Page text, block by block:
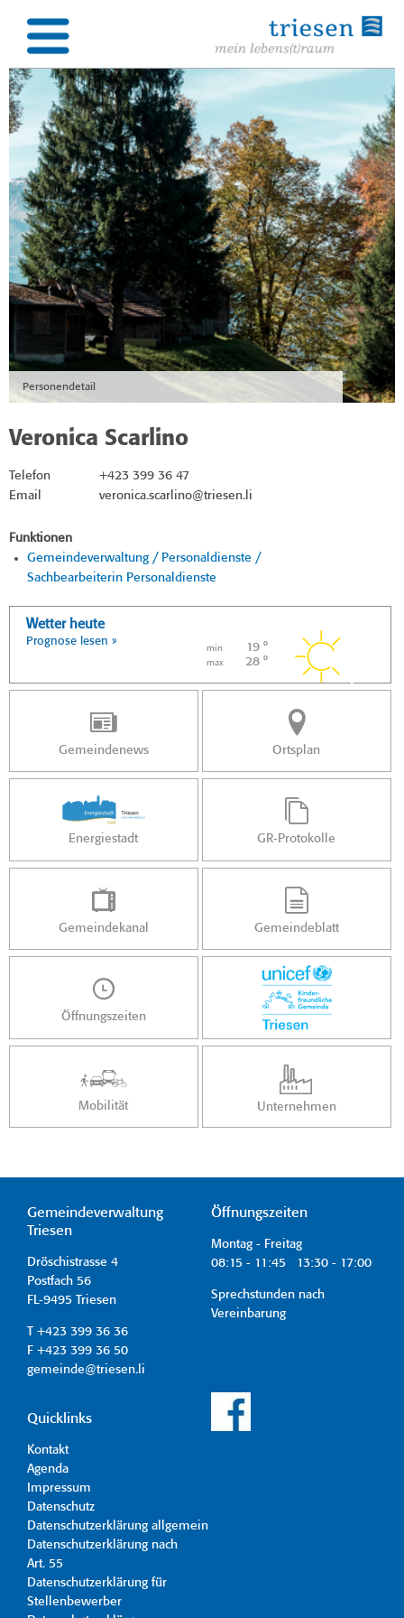
Personendetail
Veronica Scarlino
Telefon
+423 399 36 47
Email
veronica.scarlino@triesen.li
Funktionen
Gemeindeverwaltung / Personaldienste /
Sachbearbeiterin Personaldienste
Wetter heute
Prognose lesen »
min 19 °
max 28 °
Gemeindenews Ortsplan
Energiestadt GR-Protokolle
Gemeindekanal Gemeindeblatt
Öffnungszeiten
Mobilität Unternehmen
Gemeindeverwaltung
Triesen
Dröschistrasse 4
Postfach 56
FL-9495 Triesen
T +423 399 36 36
F +423 399 36 50
gemeinde@triesen.li
Öffnungszeiten
Montag - Freitag
08:15 - 11:45 13:30 - 17:00
Sprechstunden nach
Vereinbarung
Quicklinks
Kontakt
Agenda
Impressum
Datenschutz
Datenschutzerklärung allgemein
Datenschutzerklärung nach
Art. 55
Datenschutzerklärung für
Stellenbewerber